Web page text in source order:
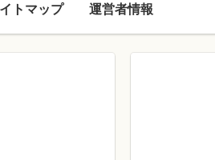
トマップ 運営者情報